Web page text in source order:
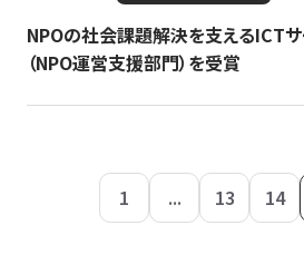
NPOの社会課題解決を支えるICT
（NPO運営支援部門）を受賞
1 ... 13 14